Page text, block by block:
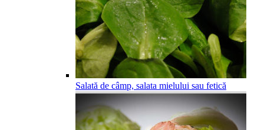
Salată de câmp, salata mielului sau fetică